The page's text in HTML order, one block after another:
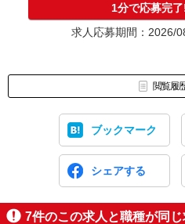
1分で応募完
求人応募期間：2026/
閲覧履
ブックマーク
シェアする
7件のこの求人と職種が同じ